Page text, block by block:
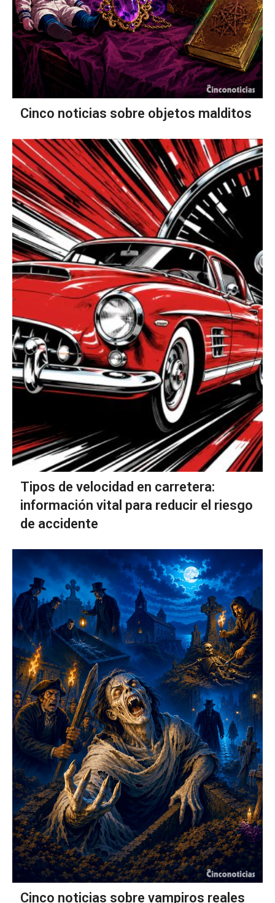
Cinco noticias sobre objetos malditos
Tipos de velocidad en carretera:
información vital para reducir el riesgo
de accidente
Cinco noticias sobre vampiros reales